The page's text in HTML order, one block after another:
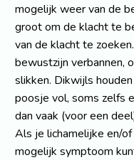
mogelijk weer van de
groot om de klacht te
van de klacht te
bewustzijn verbannen,
slikken. Dikwijls
poosje vol, soms zelfs
dan vaak (voor een
Als je lichamelijke en/
mogelijk symptoom